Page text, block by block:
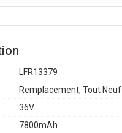
LFR13379
Remplacement, Tout Neuf
36V
7800mAh